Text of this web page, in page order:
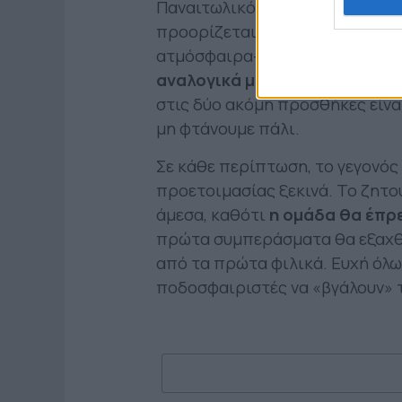
Παναιτωλικός είναι σε
προορίζεται για βασικός.
ατμόσφαιρα- το ρόστερ
αναλογικά με τις
στις δύο ακόμη προσθήκες
μη φτάνουμε πάλι.
Σε κάθε περίπτωση, το γεγονός
προετοιμασίας ξεκινά. Το
άμεσα, καθότι η ομάδα θα
πρώτα συμπεράσματα θα
από τα πρώτα φιλικά. Ευχή
ποδοσφαιριστές να «βγάλουν»